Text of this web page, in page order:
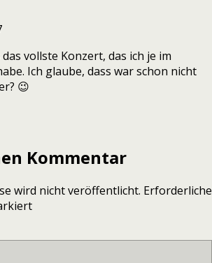
vollste Konzert, das ich je im
Ich glaube, dass war schon nicht
😉
Kommentar
wird nicht veröffentlicht. Erforderliche